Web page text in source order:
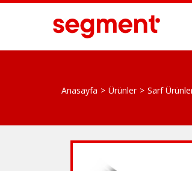
Anasayfa Ürünler Sarf